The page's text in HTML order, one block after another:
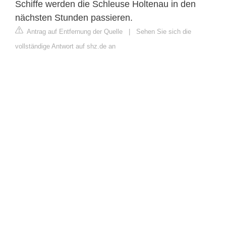
Schiffe werden die Schleuse Holtenau in den
nächsten Stunden passieren.
Antrag auf Entfernung der Quelle | Sehen Sie sich die
vollständige Antwort auf shz.de an